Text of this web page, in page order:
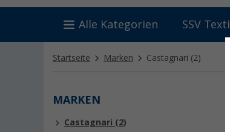
Alle Kategorien SSV Textil
Startseite Marken Castagnari (2)
MARKEN
Castagnari (2)